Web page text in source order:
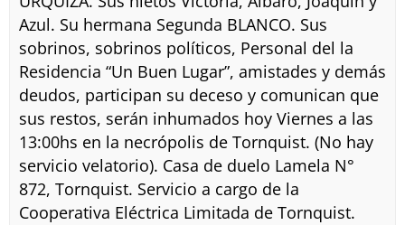
Azul. Su hermana Segunda BLANCO. Sus
sobrinos, sobrinos políticos, Personal del la
Residencia “Un Buen Lugar”, amistades y demás
deudos, participan su deceso y comunican que
sus restos, serán inhumados hoy Viernes a las
13:00hs en la necrópolis de Tornquist. (No hay
servicio velatorio). Casa de duelo Lamela N°
872, Tornquist. Servicio a cargo de la
Cooperativa Eléctrica Limitada de Tornquist.